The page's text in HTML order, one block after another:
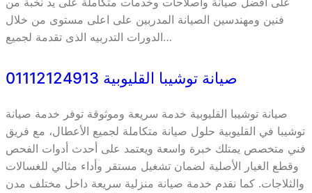
فنين ومهندسين الصيانة المدربين على اعلى مستوى من خلال
الدورات التدربيه الذى تقدمة لجميع…
صيانة توشيبا القليوبية 01112124913
صيانة توشيبا القليوبية خدمة سريعة وموثوقة توفر خدمة صيانة
توشيبا في القليوبية حلول صيانة متكاملة لجميع الأعطال، مع فريق
فني متخصص يمتلك خبرة واسعة ويعتمد على أحدث أدوات الفحص
وقطع الغيار الأصلية لضمان تشغيل مستقر وأداء مثالي للغسالات
والثلاجات. كما نقدم خدمة صيانة منزلية سريعة داخل مختلف مدن